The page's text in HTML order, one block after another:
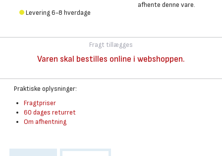
Levering 6-8 hverdage
afhente denne vare.
Fragt tillægges
Varen skal bestilles online i webshoppen.
Praktiske oplysninger:
Fragtpriser
60 dages returret
Om afhentning